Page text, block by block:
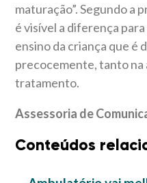
maturação”. Segundo a
é visível a diferença
ensino da criança que é
precocemente, tanto
tratamento.
Assessoria de
Conteúdos